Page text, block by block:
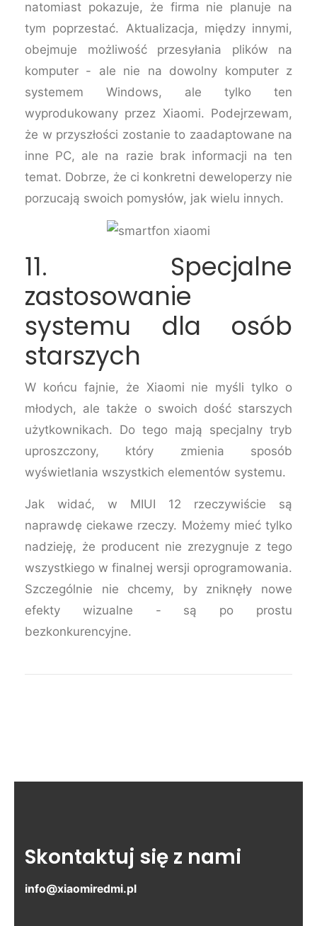
natomiast pokazuje, że firma nie planuje na
tym poprzestać. Aktualizacja, między innymi,
obejmuje możliwość przesyłania plików na
komputer - ale nie na dowolny komputer z
systemem Windows, ale tylko ten
wyprodukowany przez Xiaomi. Podejrzewam,
że w przyszłości zostanie to zaadaptowane na
inne PC, ale na razie brak informacji na ten
temat. Dobrze, że ci konkretni deweloperzy nie
porzucają swoich pomysłów, jak wielu innych.
11. Specjalne
zastosowanie
systemu dla osób
starszych
W końcu fajnie, że Xiaomi nie myśli tylko o
młodych, ale także o swoich dość starszych
użytkownikach. Do tego mają specjalny tryb
uproszczony, który zmienia sposób
wyświetlania wszystkich elementów systemu.
Jak widać, w MIUI 12 rzeczywiście są
naprawdę ciekawe rzeczy. Możemy mieć tylko
nadzieję, że producent nie zrezygnuje z tego
wszystkiego w finalnej wersji oprogramowania.
Szczególnie nie chcemy, by zniknęły nowe
efekty wizualne - są po prostu
bezkonkurencyjne.
Skontaktuj się z nami
info@xiaomiredmi.pl